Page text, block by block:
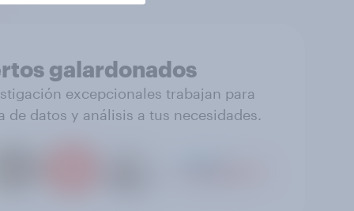
galardonados
excepcionales trabajan para
de datos y análisis a tus necesidades.